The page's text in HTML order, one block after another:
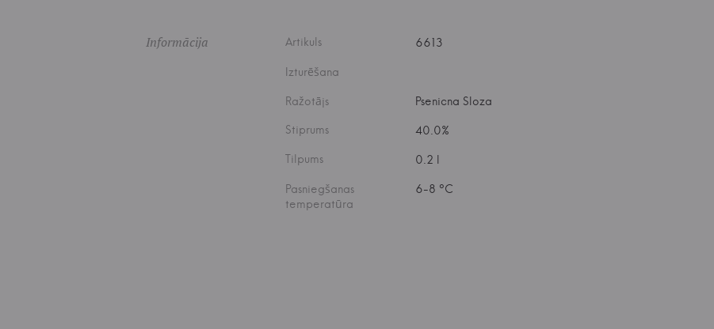
Informācija Artikuls 6613
Izturēšana
Ražotājs
Psenicna Sloza
Stiprums
40.0%
Tilpums
0.2 l
Pasniegšanas
temperatūra
6-8 °C